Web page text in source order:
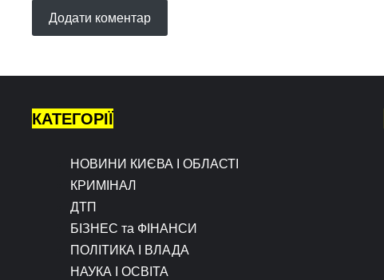
КАТЕГОРІЇ
НОВИНИ КИЄВА І ОБЛАСТІ
КРИМІНАЛ
ДТП
БІЗНЕС та ФІНАНСИ
ПОЛІТИКА І ВЛАДА
НАУКА І ОСВІТА